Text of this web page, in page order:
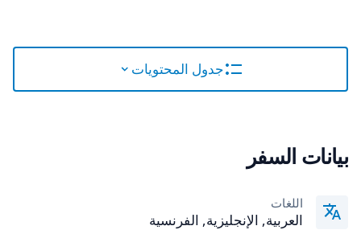
جدول المحتويات
بيانات السفر
اللغات
العربية, الإنجليزية, الفرنسية